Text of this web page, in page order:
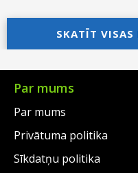
was:
€92.00.
price
is:
€69.00.
SKATĪT VISAS
Par mums
Par mums
Privātuma politika
Sīkdatņu politika